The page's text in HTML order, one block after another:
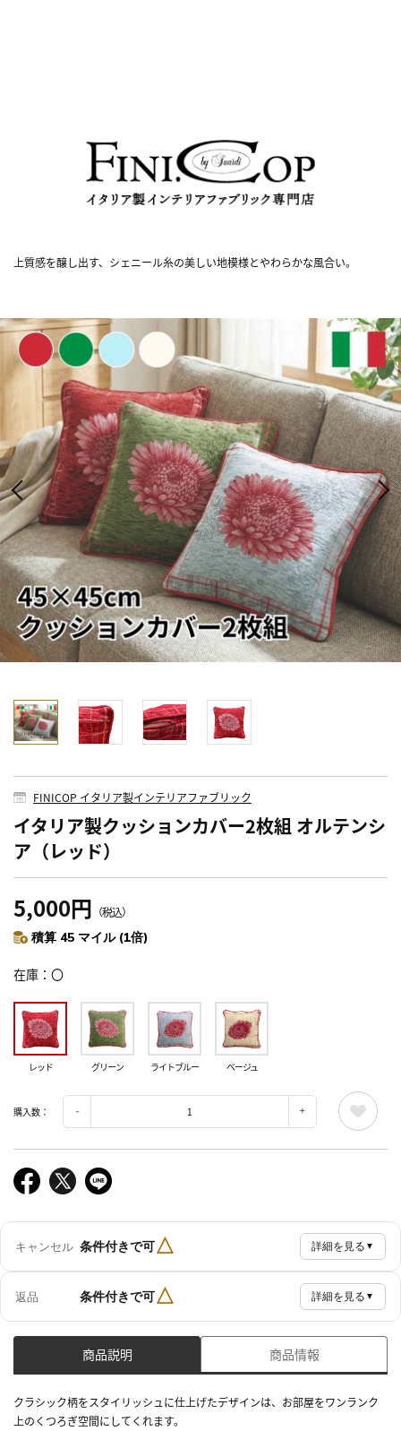
上質感を醸し出す、シェニール糸の美しい地模様とやわらかな風合い。
FINICOP イタリア製インテリアファブリック
イタリア製クッションカバー2枚組 オルテンシ
ア（レッド）
5,000円 （税込）
積算 45 マイル (1倍)
在庫 〇
レッド グリーン ライトブルー ベージュ
購入数：
キャンセル 条件付きで可△ 詳細を見る ▼
返品 条件付きで可△ 詳細を見る ▼
商品説明 商品情報
クラシック柄をスタイリッシュに仕上げたデザインは、お部屋をワンランク
上のくつろぎ空間にしてくれます。